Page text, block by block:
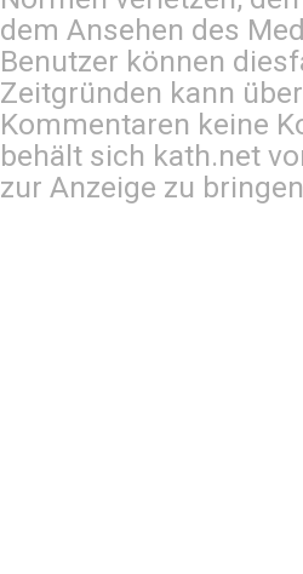
dem Ansehen des
Benutzer können
Zeitgründen kann
Kommentaren keine
behält sich kath.net
zur Anzeige zu